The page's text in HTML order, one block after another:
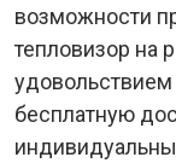
возможности
тепловизор на
бесплатную